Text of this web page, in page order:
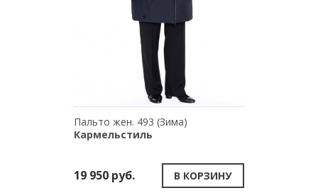
Пальто жен. 493 (Зима)
Кармельстиль
19 950 руб. В КОРЗИНУ